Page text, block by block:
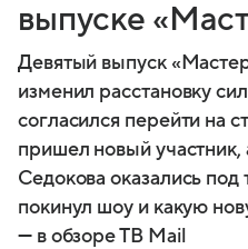
выпуске
Девятый выпуск
изменил расстановку
согласился перейти на
пришел новый
Седокова оказались
покинул шоу и какую
— в обзоре ТВ Mail